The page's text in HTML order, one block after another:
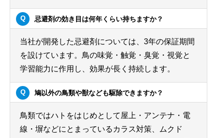
忌避剤の効き目は何年くらい持ちますか？
当社が開発した忌避剤については、3年の保証期間
を設けています。鳥の味覚・触覚・臭覚・視覚と
学習能力に作用し、効果が長く持続します。
鳩以外の鳥類や獣なども駆除できますか？
鳥類ではハトをはじめとして屋上・アンテナ・電
線・塀などにとまっているカラス対策、ムクド